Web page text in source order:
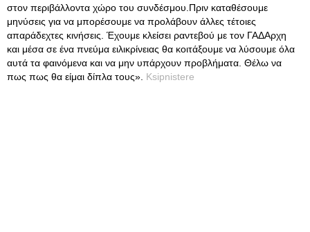
στον περιβάλλοντα χώρο του συνδέσμου.Πριν καταθέσουμε
μηνύσεις για να μπορέσουμε να προλάβουν άλλες τέτοιες
απαράδεχτες κινήσεις. Έχουμε κλείσει ραντεβού με τον ΓΑΔΑρχη
και μέσα σε ένα πνεύμα ειλικρίνειας θα κοιτάξουμε να λύσουμε όλα
αυτά τα φαινόμενα και να μην υπάρχουν προβλήματα. Θέλω να
πως πως θα είμαι δίπλα τους». Ksipnistere